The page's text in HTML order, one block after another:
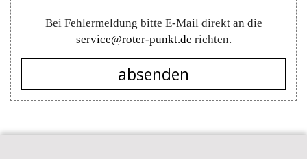
Bei Fehlermeldung bitte E-Mail direkt an die
service@roter-punkt.de richten.
absenden